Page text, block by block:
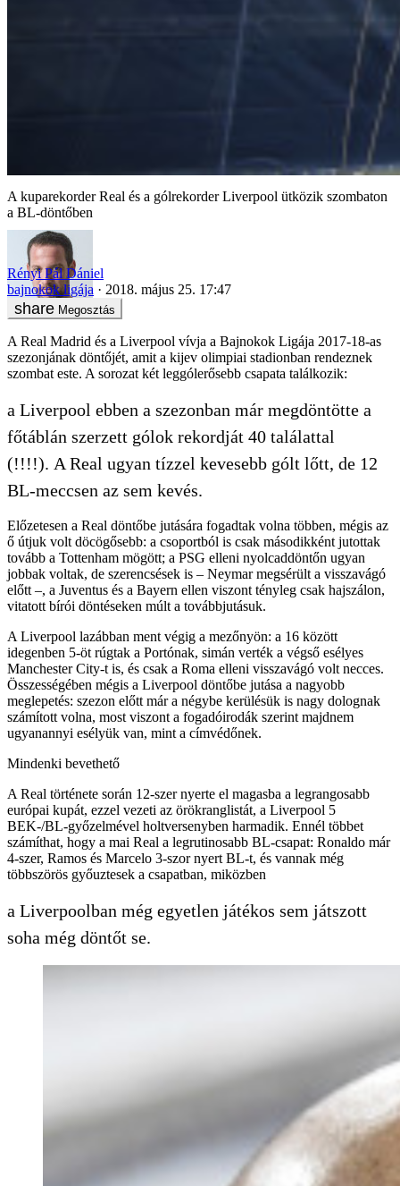
A kuparekorder Real és a gólrekorder Liverpool ütközik szombaton
a BL-döntőben
Rényi Pál Dániel
bajnokok ligája
2018. május 25. 17:47
Megosztás
A Real Madrid és a Liverpool vívja a Bajnokok Ligája 2017-18-as
szezonjának döntőjét, amit a kijev olimpiai stadionban rendeznek
szombat este. A sorozat két leggólerősebb csapata találkozik:
a Liverpool ebben a szezonban már megdöntötte a
főtáblán szerzett gólok rekordját 40 találattal
(!!!!). A Real ugyan tízzel kevesebb gólt lőtt, de 12
BL-meccsen az sem kevés.
Előzetesen a Real döntőbe jutására fogadtak volna többen, mégis az
ő útjuk volt döcögősebb: a csoportból is csak másodikként jutottak
tovább a Tottenham mögött; a PSG elleni nyolcaddöntőn ugyan
jobbak voltak, de szerencsések is – Neymar megsérült a visszavágó
előtt –, a Juventus és a Bayern ellen viszont tényleg csak hajszálon,
vitatott bírói döntéseken múlt a továbbjutásuk.
A Liverpool lazábban ment végig a mezőnyön: a 16 között
idegenben 5-öt rúgtak a Portónak, simán verték a végső esélyes
Manchester City-t is, és csak a Roma elleni visszavágó volt necces.
Összességében mégis a Liverpool döntőbe jutása a nagyobb
meglepetés: szezon előtt már a négybe kerülésük is nagy dolognak
számított volna, most viszont a fogadóirodák szerint majdnem
ugyanannyi esélyük van, mint a címvédőnek.
Mindenki bevethető
A Real története során 12-szer nyerte el magasba a legrangosabb
európai kupát, ezzel vezeti az örökranglistát, a Liverpool 5
BEK-/BL-győzelmével holtversenyben harmadik. Ennél többet
számíthat, hogy a mai Real a legrutinosabb BL-csapat: Ronaldo már
4-szer, Ramos és Marcelo 3-szor nyert BL-t, és vannak még
többszörös győuztesek a csapatban, miközben
a Liverpoolban még egyetlen játékos sem játszott
soha még döntőt se.